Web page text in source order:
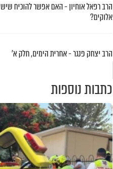
הרב רפאל אוחיון - האם אפשר להוכיח שיש
אלוקים?
הרב יצחק פנגר - אחרית הימים, חלק א’
כתבות נוספות